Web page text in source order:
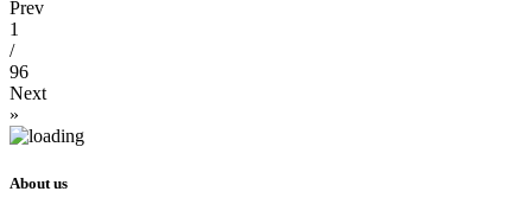
Prev
1
/
96
Next
»
About us